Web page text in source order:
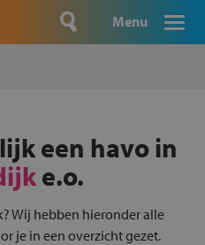
Menu
een havo in
e.o.
Wij hebben hieronder alle
je in een overzicht gezet.